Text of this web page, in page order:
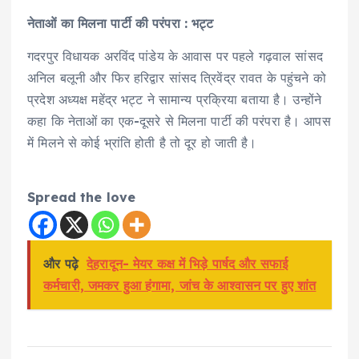
नेताओं का मिलना पार्टी की परंपरा : भट्ट
गदरपुर विधायक अरविंद पांडेय के आवास पर पहले गढ़वाल सांसद
अनिल बलूनी और फिर हरिद्वार सांसद त्रिवेंद्र रावत के पहुंचने को
प्रदेश अध्यक्ष महेंद्र भट्ट ने सामान्य प्रक्रिया बताया है। उन्होंने
कहा कि नेताओं का एक-दूसरे से मिलना पार्टी की परंपरा है। आपस
में मिलने से कोई भ्रांति होती है तो दूर हो जाती है।
Spread the love
और पढ़े देहरादून- मेयर कक्ष में भिड़े पार्षद और सफाई
कर्मचारी, जमकर हुआ हंगामा, जांच के आश्वासन पर हुए शांत